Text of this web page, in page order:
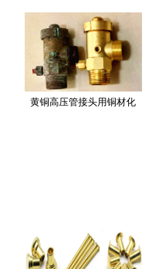
黄铜高压管接头用铜材化